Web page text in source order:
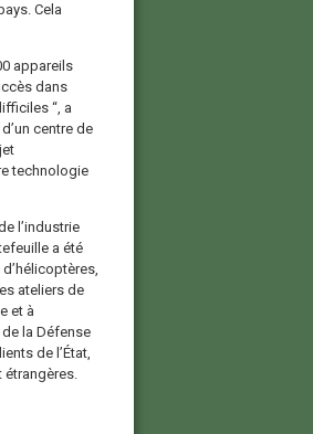
Cela
appareils
dans
“, a
centre de
technologie
l’industrie
a été
ateliers de
et à
la Défense
de l’État,
étrangères.